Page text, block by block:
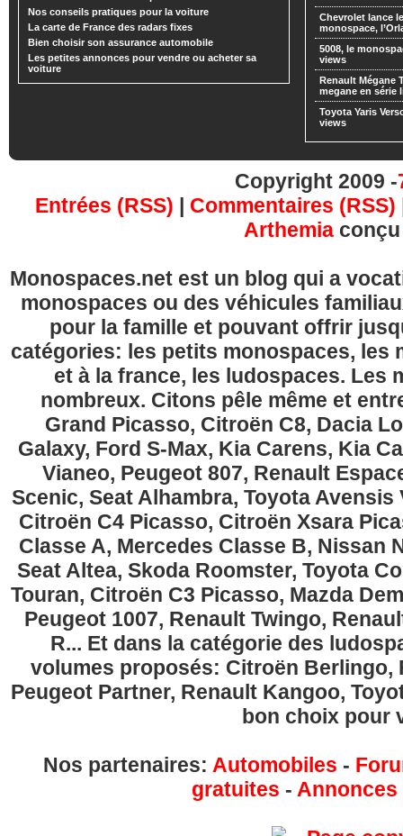
Nos conseils pratiques pour la voiture
La carte de France des radars fixes
Bien choisir son assurance automobile
Les petites annonces pour vendre ou acheter sa
voiture
Chevrolet lance
monospace,
5008, le
views
Renault Mégane
megane en série
Toyota Yaris
views
Copyright 2009 -
Entrées (RSS) | Commentaires (RSS)
Arthemia
Monospaces.net est un blog qui a
monospaces ou des véhicules
pour la famille et pouvant offrir
catégories: les petits monospaces, les
et à la france, les ludospaces. Les
nombreux. Citons pêle même et
Grand Picasso, Citroën C8, Dacia
Galaxy, Ford S-Max, Kia Carens, Kia
Vianeo, Peugeot 807, Renault
Scenic, Seat Alhambra, Toyota
Citroën C4 Picasso, Citroën Xsara
Classe A, Mercedes Classe B, Nissan
Seat Altea, Skoda Roomster, Toyota
Touran, Citroën C3 Picasso, Mazda
Peugeot 1007, Renault Twingo,
R... Et dans la catégorie des
volumes proposés: Citroën Berlingo,
Peugeot Partner, Renault Kangoo,
bon choix pour
Nos partenaires: Automobiles -
gratuites -